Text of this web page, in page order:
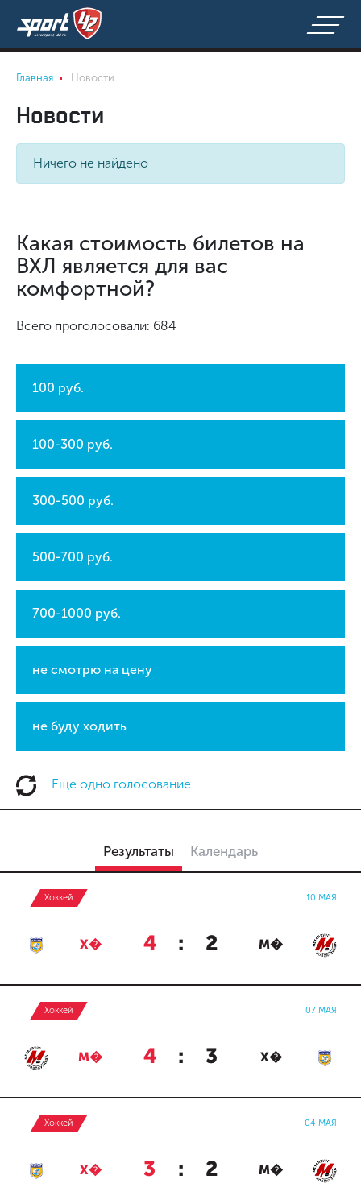
Главная Новости
Новости
Ничего не найдено
Какая стоимость билетов на
ВХЛ является для вас
комфортной?
Всего проголосовали: 684
100 руб.
100-300 руб.
300-500 руб.
500-700 руб.
700-1000 руб.
не смотрю на цену
не буду ходить
Еще одно голосование
Результаты Календарь
Хоккей 10 МАЯ
Х� 4 : 2 М�
Хоккей 07 МАЯ
М� 4 : 3 Х�
Хоккей 04 МАЯ
Х� 3 : 2 М�